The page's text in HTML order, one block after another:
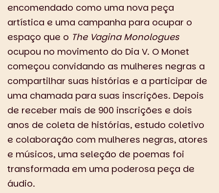
encomendado como uma nova peça
artística e uma campanha para ocupar o
espaço que o The Vagina Monologues
ocupou no movimento do Dia V. O Monet
começou convidando as mulheres negras a
compartilhar suas histórias e a participar de
uma chamada para suas inscrições. Depois
de receber mais de 900 inscrições e dois
anos de coleta de histórias, estudo coletivo
e colaboração com mulheres negras, atores
e músicos, uma seleção de poemas foi
transformada em uma poderosa peça de
áudio.